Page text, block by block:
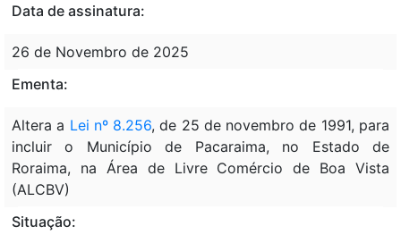
Data de assinatura:
26 de Novembro de 2025
Ementa:
Altera a Lei nº 8.256, de 25 de novembro de 1991, para
incluir o Município de Pacaraima, no Estado de
Roraima, na Área de Livre Comércio de Boa Vista
(ALCBV)
Situação: